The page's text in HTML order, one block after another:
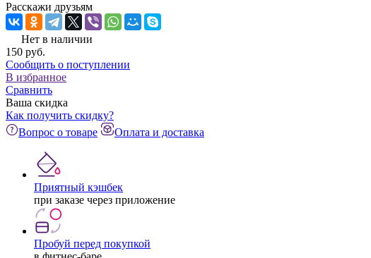
Расскажи друзьям
Нет в наличии
150 pуб.
Сообщить о поступлении
В избранное
Сравнить
Ваша скидка
Как получить скидку?
Вопрос о товаре
Оплата и доставка
Приятный кэшбек
при заказе через приложение
Пробуй перед покупкой